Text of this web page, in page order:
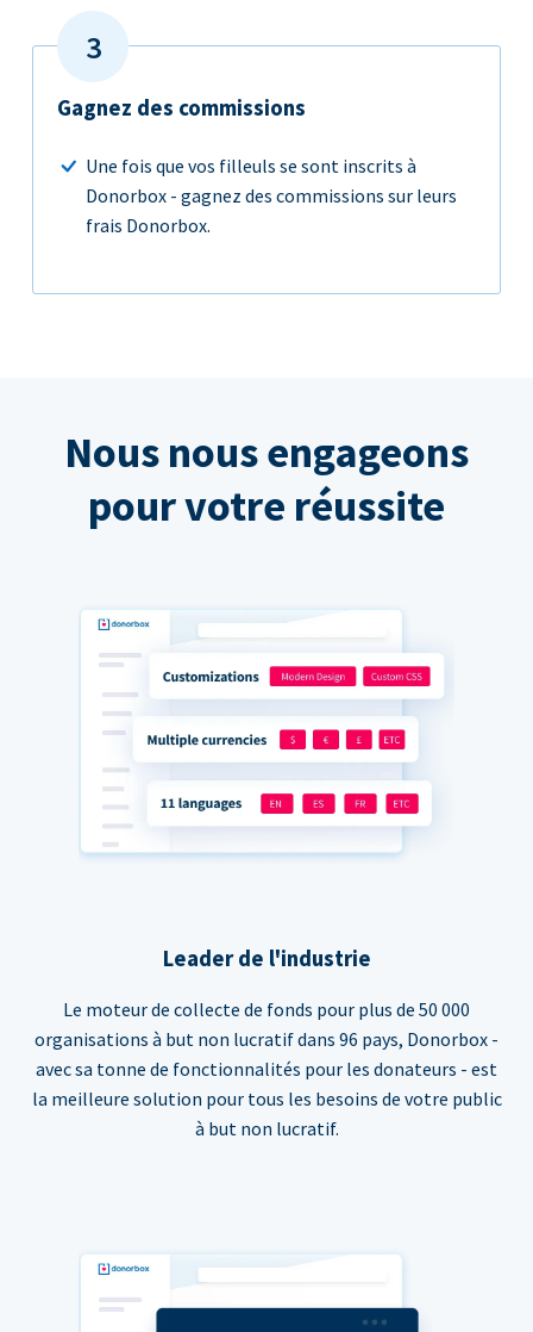
Gagnez des commissions
Une fois que vos filleuls se sont inscrits à
Donorbox - gagnez des commissions sur leurs
frais Donorbox.
Nous nous engageons
pour votre réussite
Leader de l'industrie
Le moteur de collecte de fonds pour plus de 50 000
organisations à but non lucratif dans 96 pays, Donorbox -
avec sa tonne de fonctionnalités pour les donateurs - est
la meilleure solution pour tous les besoins de votre public
à but non lucratif.